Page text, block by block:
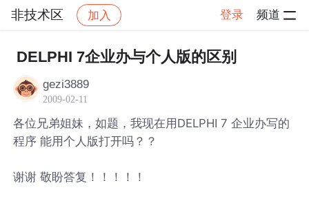
非技术区 加入 登录 频道
社区 非技术区 帖子详情
DELPHI 7企业办与个人版的区别
gezi3889
2009-02-11
各位兄弟姐妹，如题，我现在用DELPHI 7 企业办写的
程序 能用个人版打开吗？？
谢谢 敬盼答复！！！！！